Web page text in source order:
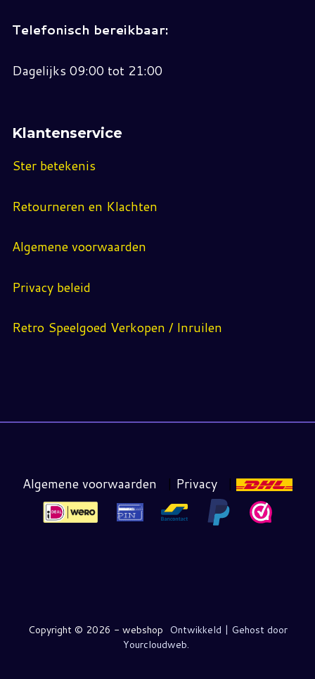
Telefonisch bereikbaar:
Dagelijks 09:00 tot 21:00
Klantenservice
Ster betekenis
Retourneren en Klachten
Algemene voorwaarden
Privacy beleid
Retro Speelgoed Verkopen / Inruilen
Algemene voorwaarden | Privacy |
Copyright © 2026 - webshop Ontwikkeld | Gehost door
Yourcloudweb.